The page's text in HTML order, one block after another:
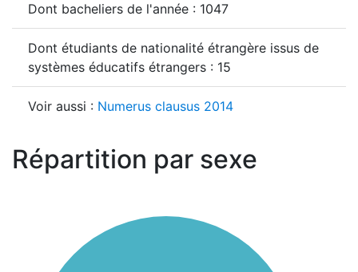
Dont bacheliers de l'année : 1047
Dont étudiants de nationalité étrangère issus de
systèmes éducatifs étrangers : 15
Voir aussi : Numerus clausus 2014
Répartition par sexe